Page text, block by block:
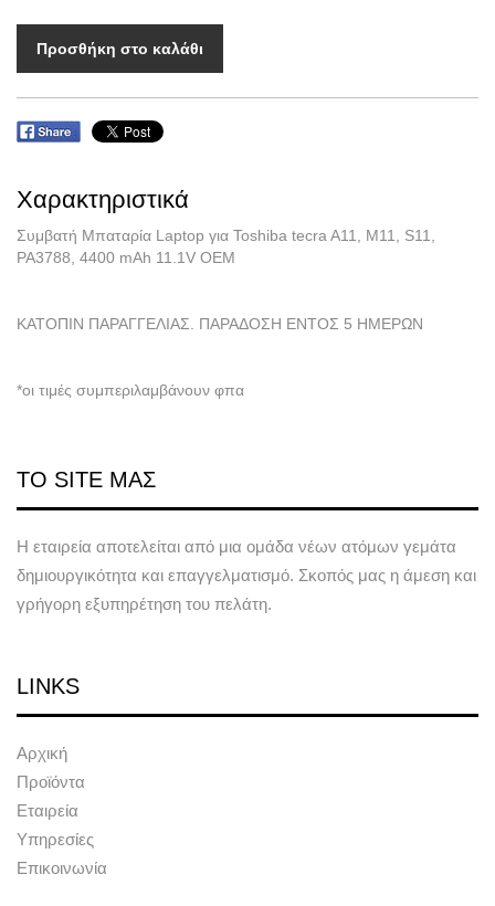
Προσθήκη στο καλάθι
Χαρακτηριστικά
Συμβατή Μπαταρία Laptop για Toshiba tecra A11, M11, S11,
PA3788, 4400 mAh 11.1V OEM
ΚΑΤΟΠΙΝ ΠΑΡΑΓΓΕΛΙΑΣ. ΠΑΡΑΔΟΣΗ ΕΝΤΟΣ 5 ΗΜΕΡΩΝ
*οι τιμές συμπεριλαμβάνουν φπα
ΤΟ SITE ΜΑΣ
Η εταιρεία αποτελείται από μια ομάδα νέων ατόμων γεμάτα
δημιουργικότητα και επαγγελματισμό. Σκοπός μας η άμεση και
γρήγορη εξυπηρέτηση του πελάτη.
LINKS
Αρχική
Προϊόντα
Εταιρεία
Υπηρεσίες
Επικοινωνία